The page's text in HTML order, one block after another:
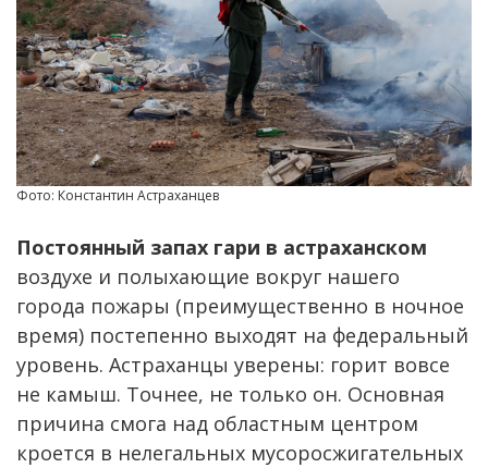
Фото: Константин Астраханцев
Постоянный запах гари в астраханском
воздухе и полыхающие вокруг нашего
города пожары (преимущественно в ночное
время) постепенно выходят на федеральный
уровень. Астраханцы уверены: горит вовсе
не камыш. Точнее, не только он. Основная
причина смога над областным центром
кроется в нелегальных мусоросжигательных